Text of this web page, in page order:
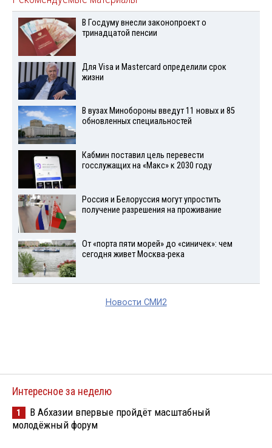
В Госдуму внесли законопроект о
тринадцатой пенсии
Для Visа и Mastercard определили срок
жизни
В вузах Минобороны введут 11 новых и 85
обновленных специальностей
Кабмин поставил цель перевести
госслужащих на «Макс» к 2030 году
Россия и Белоруссия могут упростить
получение разрешения на проживание
От «порта пяти морей» до «синичек»: чем
сегодня живет Москва-река
Новости СМИ2
Интересное за неделю
1
В Абхазии впервые пройдёт масштабный
молодёжный форум